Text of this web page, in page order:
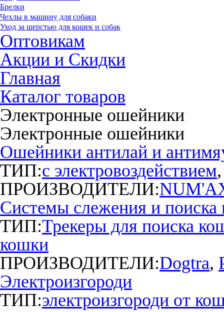
Брелки
Чехлы в машину для собаки
Уход за шерстью для кошек и собак
Оптовикам
Акции и Скидки
Главная
Каталог товаров
Электронные ошейники
Электронные ошейники
Ошейники антилай и
ТИП:с электро­воздействием
ПРОИЗВОДИТЕЛИ:
Системы слежения и поиска
ТИП:Трекеры для поиска
кошки
ПРОИЗВОДИТЕЛИ:Dogtra,
Электроизгороди
ТИП:электроизгороди от